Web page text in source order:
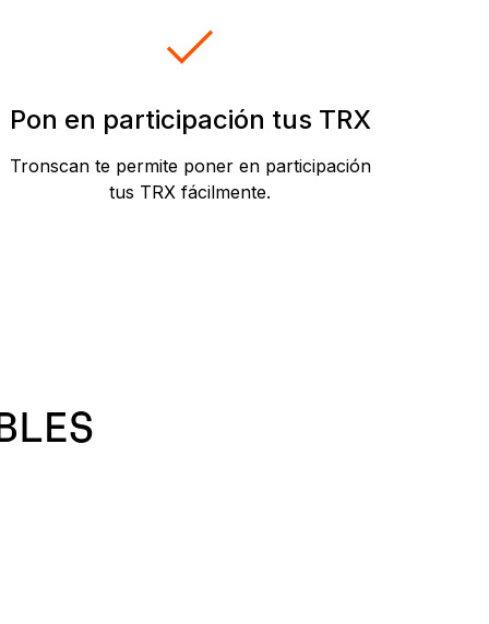
Pon en participación tus TRX
Tronscan te permite poner en participación
tus TRX fácilmente.